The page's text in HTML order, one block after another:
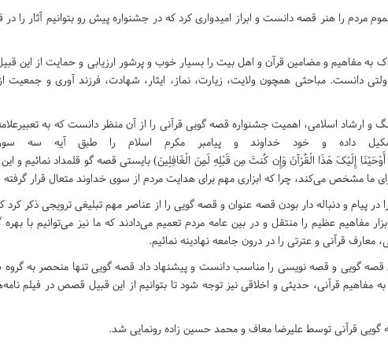
مردم را هنر قصه دانست و ابراز امیدواری کرد که در جشنواره پیش رو بتوانیم آثار را
به مفاهیم و مضامین قرآن و اهل بیت را بسیار خوب و پرشور ارزیابی و حمایت از این
دانست. مباحثی همچون ولایت، زیارت، نماز، ایثار، شهادت، فرزند آوری و
و ارشاد اسلامی، اهمیت جشنواره قصه گویی قرآنی را از آن منظر دانست که به
داده و خود خداوند و پیامبر مکرم اسلام را طبق آیه سه
إِلَیْکَ هَذَا الْقُرْآنَ وَإِن کُنتَ مِن قَبْلِهِ لَمِنَ الْغَافِلِینَ) بایستی قصه گو قلمداد نمائیم و
ما مشخص می‌کند، چرا که ابزاری مهم برای هدایت مردم از سوی خداوند متعال قرار
پیام و دنباله دار بودن قصه عنوان و قصه گویی را از عناصر مهم تبلیغی ترویجی ذکر کرد
مفاهیم عظیم را منتقل و در بین عامه مردم تعمیم می‌دادند که ما نیز می‌توانیم با بهره
معارف قرآنی و عترتی را در درون جامعه نهادینه نمائیم.
گویی و قصه نویسی را مناسب دانست و پیشنهاد داد قصه گویی تنها منحصر به
مفاهیم قرآنی، حدیثی و اخلاقی نیز توجه شود تا بتوانیم از این قبیل قصص در فیلم
گویی قرآنی توسط علیرضا معاف و محمد حسین زاده رونمایی شد.